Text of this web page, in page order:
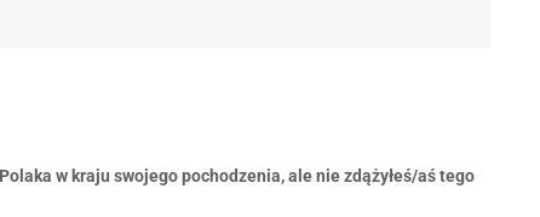
w kraju swojego pochodzenia, ale nie zdążyłeś/aś tego